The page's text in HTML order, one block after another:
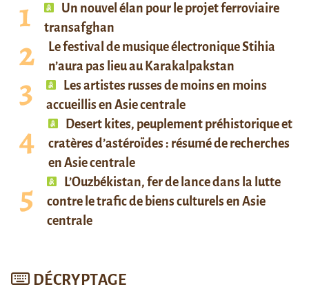
Un nouvel élan pour le projet ferroviaire
transafghan
Le festival de musique électronique Stihia
n’aura pas lieu au Karakalpakstan
Les artistes russes de moins en moins
accueillis en Asie centrale
Desert kites, peuplement préhistorique et
cratères d’astéroïdes : résumé de recherches
en Asie centrale
L’Ouzbékistan, fer de lance dans la lutte
contre le trafic de biens culturels en Asie
centrale
DÉCRYPTAGE